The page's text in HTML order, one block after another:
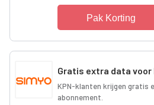
Pak Korting
Gratis extra data voor
KPN-klanten krijgen gratis
abonnement.